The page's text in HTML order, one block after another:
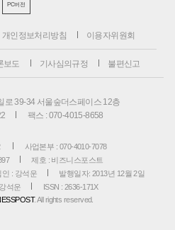
PC버전
개인정보처리방침 이용자위원회
보도 기사심의규정 불편신고
로 39-34 서울숲더스페이스 12층
팩스 : 070-4015-8658
사업본부 : 070-4010-7078
제호 : 비즈니스포스트
인 : 강석운
발행일자: 2013년 12월 2일
석운
ISSN : 2636-171X
. All rights reserved.